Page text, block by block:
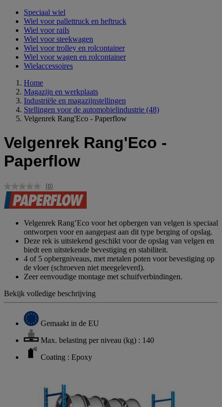
Speciaal wiel
Wiel voor pallettruck en heftruck
Wiel voor rails
Wiel voor steekwagen
Wiel voor trolley en rolcontainer
Wiel voor wagen en rolcontainer
Wielaccessoires
Home
Magazijn en werkplaats
Industriële en magazijnstellingen
Stellingen voor de automobielindustrie (48)
Velgenrek Rang'Eco - Paperflow
Velgenrek Rang'Eco -
Paperflow
Geen
scorewaarde.
Dezelfde
(0)
Velgenrek Rang’Eco voor het opbergen van velgen is speciaal
ontworpen voor en aangepast aan dit type berging of opslag.
Deze rek is uitstekend geschikt voor de opslag van velgen en
biedt een uitstekende bevestiging en stabiliteit.
4 of 5 opbergniveaus, met metalen poten voor bevestiging op
de vloer (schroeven niet meegeleverd).
Zeer eenvoudige montage met schuifverbindingen.
Bekijk volledige beschrijving
Gemaakt in de EU
Max. belasting per niveau (kg) : 140
Coating : Epoxy